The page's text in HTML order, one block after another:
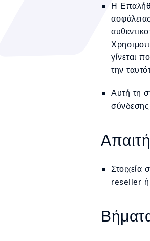
Η
γίνεται
την
Αυτή τη
Στοιχεία
reseller